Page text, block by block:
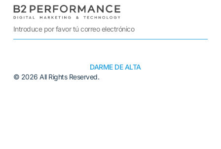
DARME DE ALTA
Alternative:
© 2026 All Rights Reserved.